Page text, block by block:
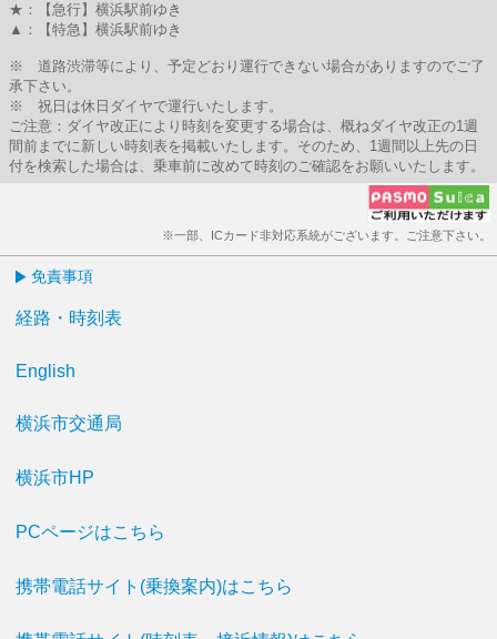
★：【急行】横浜駅前ゆき
▲：【特急】横浜駅前ゆき
※ 道路渋滞等により、予定どおり運行できない場合がありますのでご了
承下さい。
※ 祝日は休日ダイヤで運行いたします。
ご注意：ダイヤ改正により時刻を変更する場合は、概ねダイヤ改正の1週
間前までに新しい時刻表を掲載いたします。そのため、1週間以上先の日
付を検索した場合は、乗車前に改めて時刻のご確認をお願いいたします。
※一部、ICカード非対応系統がございます。ご注意下さい。
免責事項
経路・時刻表
English
横浜市交通局
横浜市HP
PCページはこちら
携帯電話サイト(乗換案内)はこちら